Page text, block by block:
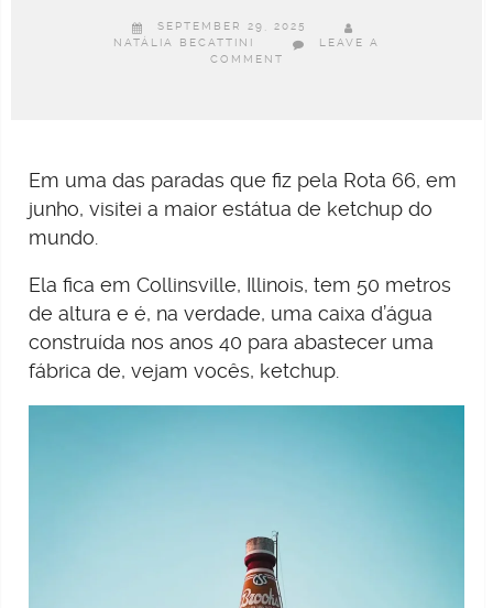
SEPTEMBER 29, 2025
NATÁLIA BECATTINI
LEAVE A
COMMENT
Em uma das paradas que fiz pela Rota 66, em
junho, visitei a maior estátua de ketchup do
mundo.
Ela fica em Collinsville, Illinois, tem 50 metros
de altura e é, na verdade, uma caixa d’água
construída nos anos 40 para abastecer uma
fábrica de, vejam vocês, ketchup.